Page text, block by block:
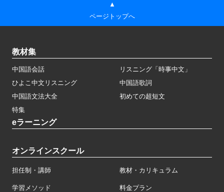
▲
ページトップへ
教材集
中国語会話
リスニング「時事中文」
ひよこ中文リスニング
中国語歌詞
中国語文法大全
初めての超短文
特集
eラーニング
オンラインスクール
担任制・講師 教材・カリキュラム
学習メソッド 料金プラン